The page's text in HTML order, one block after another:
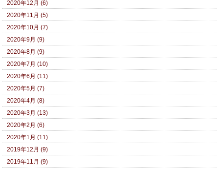
2020年12月 (6)
2020年11月 (5)
2020年10月 (7)
2020年9月 (9)
2020年8月 (9)
2020年7月 (10)
2020年6月 (11)
2020年5月 (7)
2020年4月 (8)
2020年3月 (13)
2020年2月 (6)
2020年1月 (11)
2019年12月 (9)
2019年11月 (9)